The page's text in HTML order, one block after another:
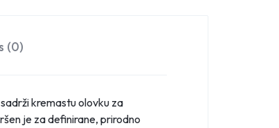
(0)
kremastu olovku za
je za definirane, prirodno